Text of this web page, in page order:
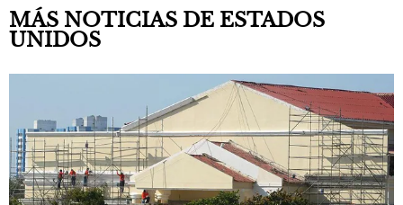
MÁS NOTICIAS DE ESTADOS
UNIDOS